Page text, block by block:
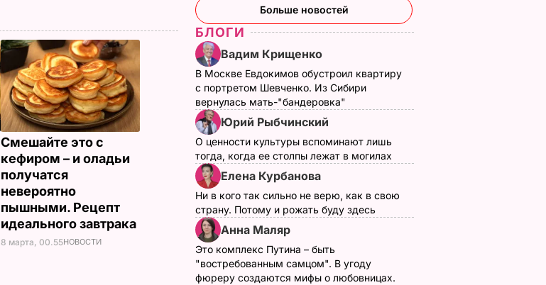
Смешайте это с
кефиром – и оладьи
получатся
невероятно
пышными. Рецепт
идеального завтрака
8 марта, 00.55НОВОСТИ
Больше новостей
БЛОГИ
Вадим Крищенко
В Москве Евдокимов обустроил квартиру
с портретом Шевченко. Из Сибири
вернулась мать-"бандеровка"
Юрий Рыбчинский
О ценности культуры вспоминают лишь
тогда, когда ее столпы лежат в могилах
Елена Курбанова
Ни в кого так сильно не верю, как в свою
страну. Потому и рожать буду здесь
Анна Маляр
Это комплекс Путина – быть
"востребованным самцом". В угоду
фюреру создаются мифы о любовницах.